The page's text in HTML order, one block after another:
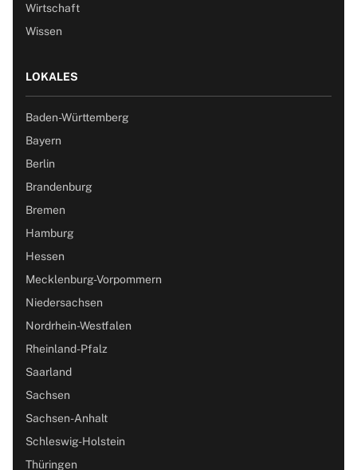
Wirtschaft
Wissen
LOKALES
Baden-Württemberg
Bayern
Berlin
Brandenburg
Bremen
Hamburg
Hessen
Mecklenburg-Vorpommern
Niedersachsen
Nordrhein-Westfalen
Rheinland-Pfalz
Saarland
Sachsen
Sachsen-Anhalt
Schleswig-Holstein
Thüringen